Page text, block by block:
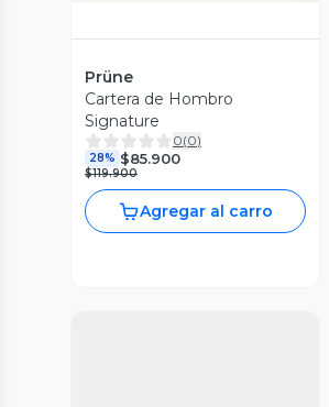
Prüne
Cartera de Hombro
Signature
0(0)
28% $85.900
$119.900
Agregar al carro